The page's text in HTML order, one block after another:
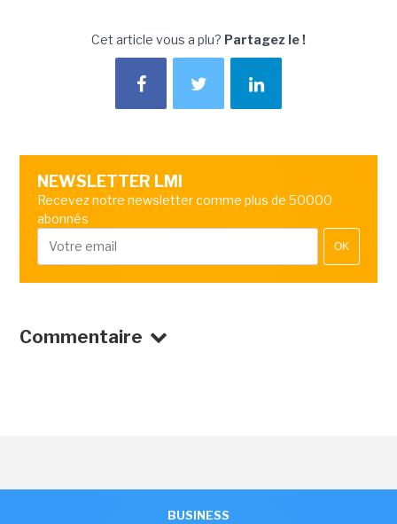
Cet article vous a plu? Partagez le !
NEWSLETTER LMI
Recevez notre newsletter comme plus de 50000
abonnés
OK
Commentaire
BUSINESS